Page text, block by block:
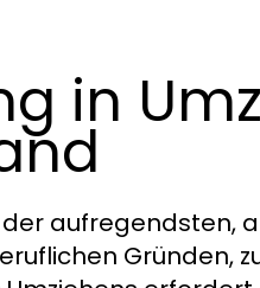
in
der
Gründen,